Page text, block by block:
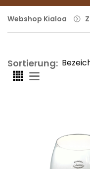
Webshop Kialoa
Sortierung: